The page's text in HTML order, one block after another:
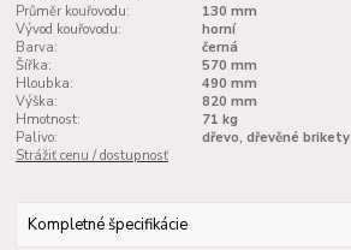
Průměr kouřovodu:
130 mm
Vývod kouřovodu:
horní
Barva:
černá
Šířka:
570 mm
Hloubka:
490 mm
Výška:
820 mm
Hmotnost:
71 kg
Palivo:
dřevo, dřevěné brikety
Strážiť cenu / dostupnosť
Kompletné špecifikácie